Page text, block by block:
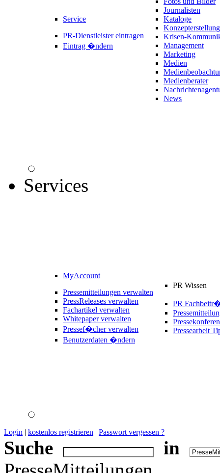
Service
PR-Dienstleister eintragen
Eintrag �ndern
Journalisten
Kataloge
Konzepterstellung
Krisen-
Management
Marketing
Medien
Medienberater
News
Services
MyAccount
Pressemitteilungen verwalten
PressReleases verwalten
Fachartikel verwalten
Whitepaper verwalten
Pressef�cher verwalten
Benutzerdaten �ndern
PR Wissen
PR
Pressearbeit
Login | kostenlos registrieren | Passwort vergessen ?
Suche
in